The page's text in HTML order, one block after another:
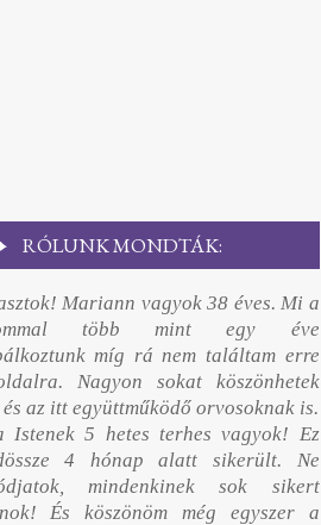
RÓLUNK MONDTÁK:
Mariann vagyok 38 éves. Mi a
több mint egy éve
míg rá nem találtam erre
Nagyon sokat köszönhetek
az itt együttműködő orvosoknak is.
Istenek 5 hetes terhes vagyok! Ez
4 hónap alatt sikerült. Ne
mindenkinek sok sikert
És köszönöm még egyszer a